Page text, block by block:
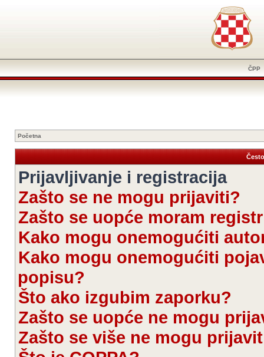
ČPP
Početna
Prijavljivanje i registracija
Zašto se ne mogu prijaviti?
Zašto se uopće moram
Kako mogu onemogućiti
Kako mogu onemogućiti
popisu?
Što ako izgubim zaporku?
Zašto se uopće ne mogu
Zašto se više ne mogu